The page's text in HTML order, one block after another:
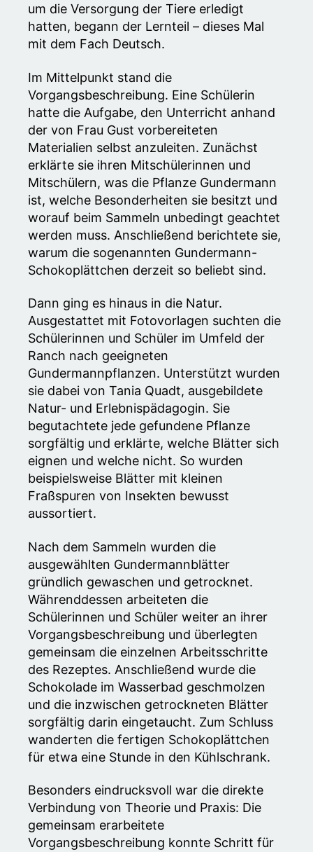
um die Versorgung der Tiere erledigt
hatten, begann der Lernteil – dieses Mal
mit dem Fach Deutsch.
Im Mittelpunkt stand die
Vorgangsbeschreibung. Eine Schülerin
hatte die Aufgabe, den Unterricht anhand
der von Frau Gust vorbereiteten
Materialien selbst anzuleiten. Zunächst
erklärte sie ihren Mitschülerinnen und
Mitschülern, was die Pflanze Gundermann
ist, welche Besonderheiten sie besitzt und
worauf beim Sammeln unbedingt geachtet
werden muss. Anschließend berichtete sie,
warum die sogenannten Gundermann-
Schokoplättchen derzeit so beliebt sind.
Dann ging es hinaus in die Natur.
Ausgestattet mit Fotovorlagen suchten die
Schülerinnen und Schüler im Umfeld der
Ranch nach geeigneten
Gundermannpflanzen. Unterstützt wurden
sie dabei von Tania Quadt, ausgebildete
Natur- und Erlebnispädagogin. Sie
begutachtete jede gefundene Pflanze
sorgfältig und erklärte, welche Blätter sich
eignen und welche nicht. So wurden
beispielsweise Blätter mit kleinen
Fraßspuren von Insekten bewusst
aussortiert.
Nach dem Sammeln wurden die
ausgewählten Gundermannblätter
gründlich gewaschen und getrocknet.
Währenddessen arbeiteten die
Schülerinnen und Schüler weiter an ihrer
Vorgangsbeschreibung und überlegten
gemeinsam die einzelnen Arbeitsschritte
des Rezeptes. Anschließend wurde die
Schokolade im Wasserbad geschmolzen
und die inzwischen getrockneten Blätter
sorgfältig darin eingetaucht. Zum Schluss
wanderten die fertigen Schokoplättchen
für etwa eine Stunde in den Kühlschrank.
Besonders eindrucksvoll war die direkte
Verbindung von Theorie und Praxis: Die
gemeinsam erarbeitete
Vorgangsbeschreibung konnte Schritt für